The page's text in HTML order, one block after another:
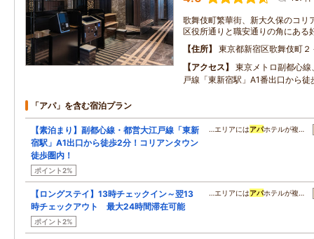
歌舞伎町繁華街、新大久保のコリ
区役所通りと職安通りの角にある
住所
東京都新宿区歌舞伎町２
アクセス
東京メトロ副都心
戸線「東新宿駅」A1番出口から徒
「アパ」を含む宿泊プラン
【素泊まり】副都心線・都営大江戸線「東新
宿駅」A1出口から徒歩2分！コリアンタウン
徒歩圏内！
ポイント2%
…エリアにはアパホテルが複…
【ロングステイ】13時チェックイン～翌13
時チェックアウト 最大24時間滞在可能
ポイント2%
…エリアにはアパホテルが複…